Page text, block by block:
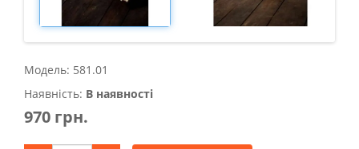
Модель: 581.01
Наявність: В наявності
970 грн.